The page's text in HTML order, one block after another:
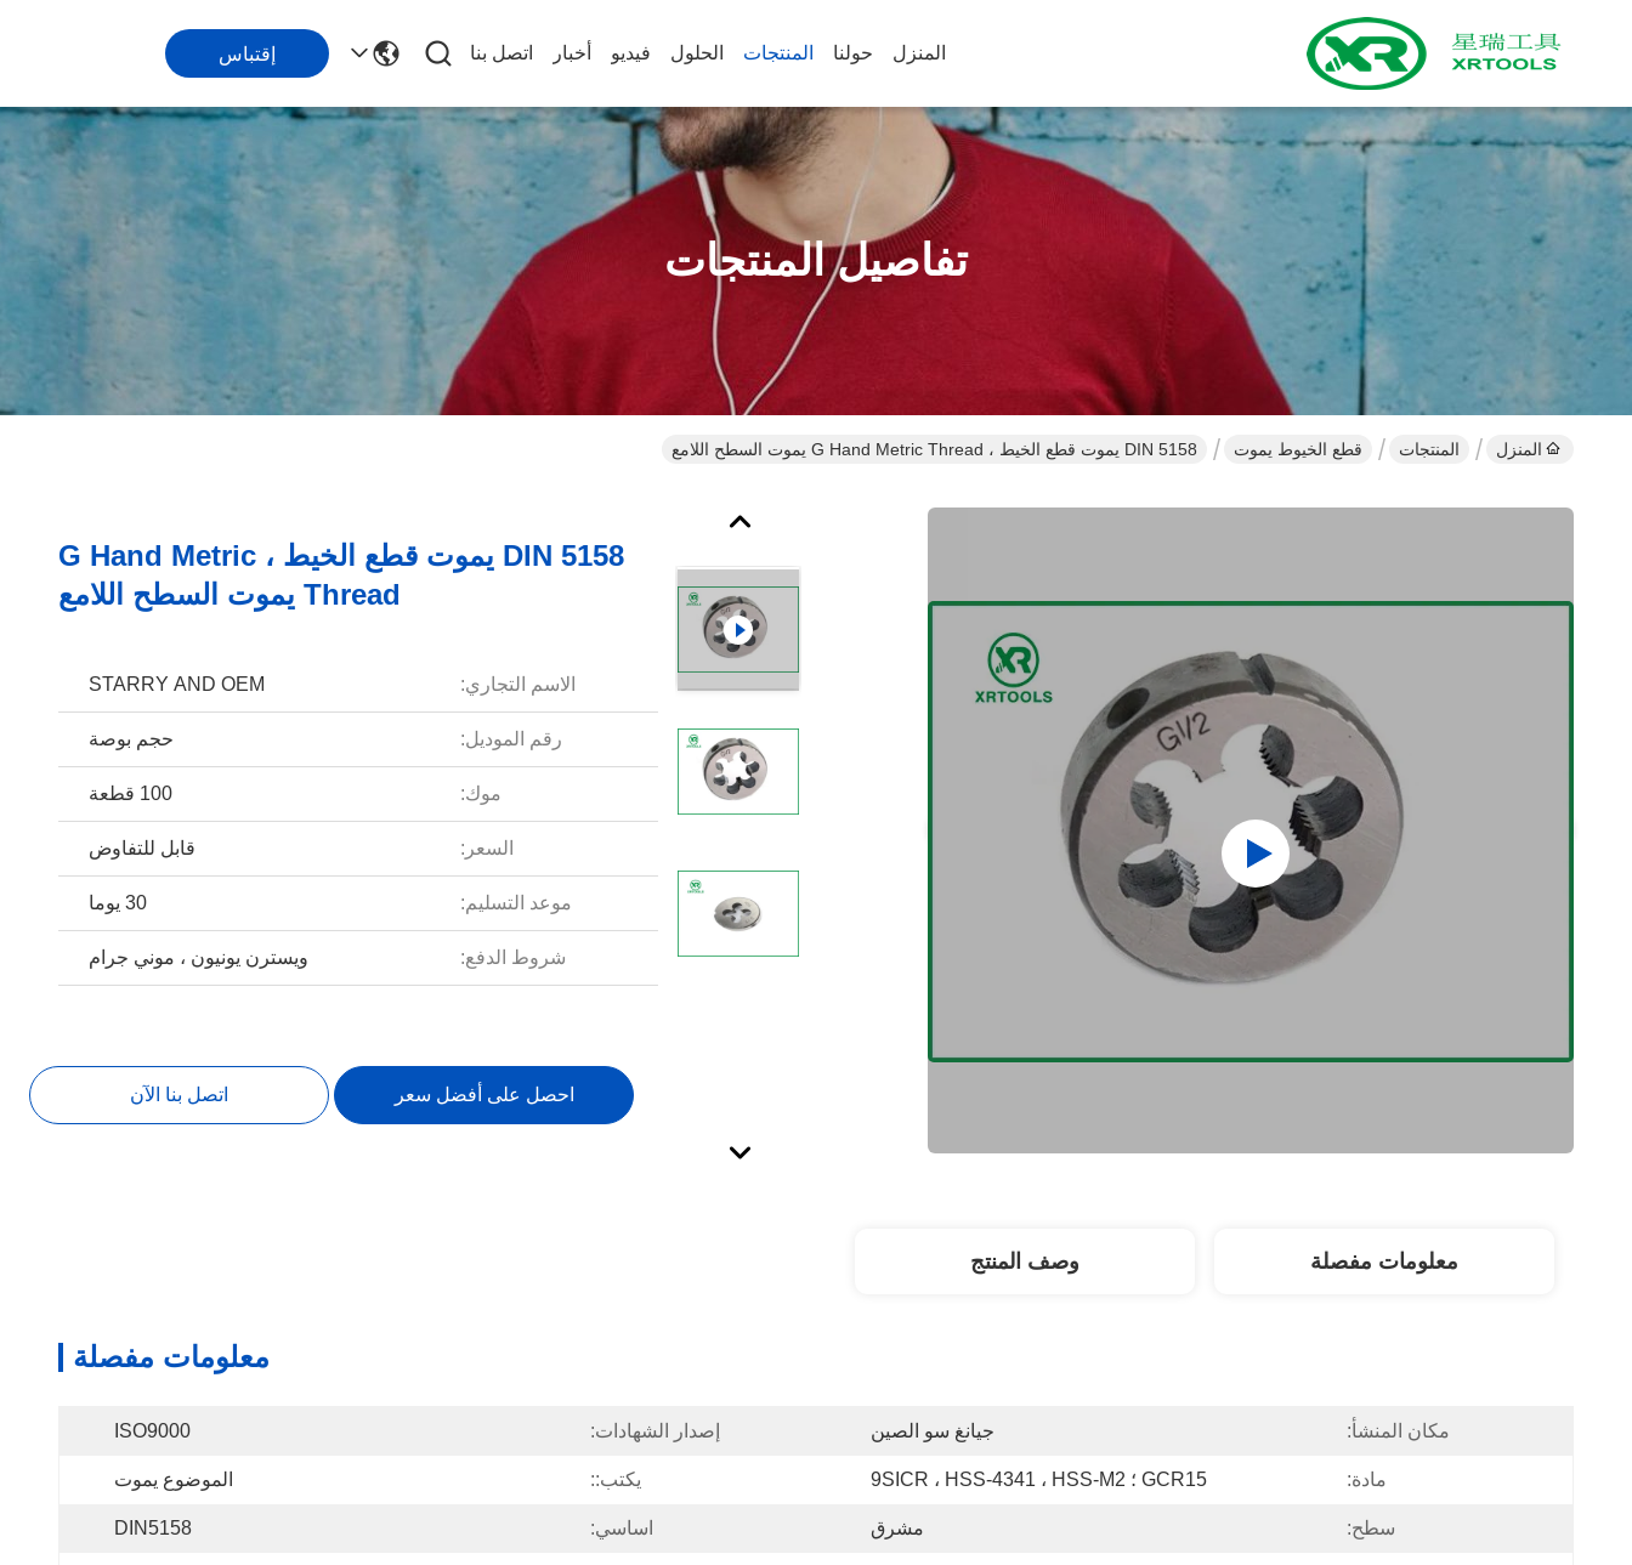
المنزل حولنا المنتجات الحلول فيديو أخبار اتصل بنا إقتباس
تفاصيل المنتجات
المنزل المنتجات قطع الخيوط يموت DIN 5158 يموت قطع الخيط ، G Hand Metric Thread يموت السطح اللامع
DIN 5158 يموت قطع الخيط ، G Hand Metric
Thread يموت السطح اللامع
الاسم التجاري: STARRY AND OEM
رقم الموديل: حجم بوصة
موك: 100 قطعة
السعر: قابل للتفاوض
موعد التسليم: 30 يوما
شروط الدفع: ويسترن يونيون ، موني جرام
احصل على أفضل سعر اتصل بنا الآن
معلومات مفصلة وصف المنتج
معلومات مفصلة
مكان المنشأ: جيانغ سو الصين إصدار الشهادات: ISO9000
مادة: GCR15 ؛ 9SICR ، HSS-4341 ، HSS-M2 يكتب:: الموضوع يموت
سطح: مشرق اساسي: DIN5158